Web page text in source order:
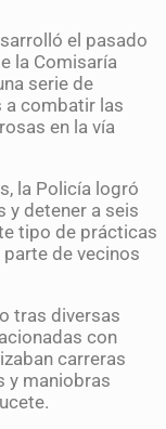
el pasado
la Comisaría
serie de
a combatir las
en la vía
la Policía logró
y detener a seis
tipo de prácticas
de vecinos
tras diversas
con
carreras
y maniobras